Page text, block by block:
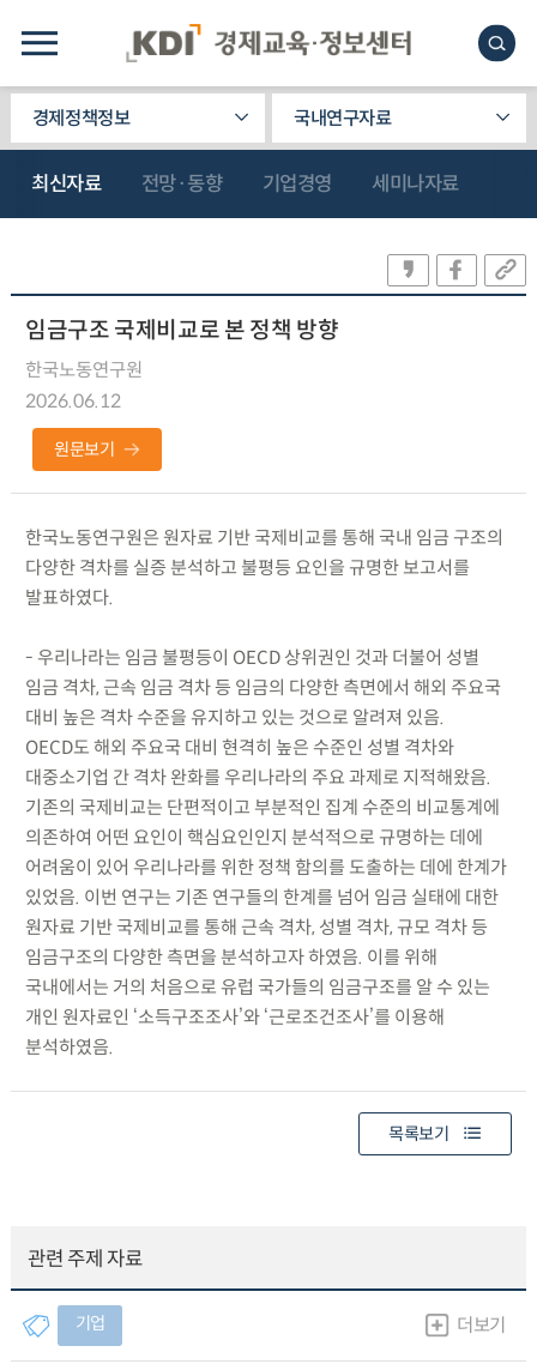
경제정책정보 국내연구자료
최신자료 전망·동향 기업경영 세미나자료
임금구조 국제비교로 본 정책 방향
한국노동연구원
2026.06.12
원문보기
한국노동연구원은 원자료 기반 국제비교를 통해 국내 임금 구조의
다양한 격차를 실증 분석하고 불평등 요인을 규명한 보고서를
발표하였다.
- 우리나라는 임금 불평등이 OECD 상위권인 것과 더불어 성별
임금 격차, 근속 임금 격차 등 임금의 다양한 측면에서 해외 주요국
대비 높은 격차 수준을 유지하고 있는 것으로 알려져 있음.
OECD도 해외 주요국 대비 현격히 높은 수준인 성별 격차와
대중소기업 간 격차 완화를 우리나라의 주요 과제로 지적해왔음.
기존의 국제비교는 단편적이고 부분적인 집계 수준의 비교통계에
의존하여 어떤 요인이 핵심요인인지 분석적으로 규명하는 데에
어려움이 있어 우리나라를 위한 정책 함의를 도출하는 데에 한계가
있었음. 이번 연구는 기존 연구들의 한계를 넘어 임금 실태에 대한
원자료 기반 국제비교를 통해 근속 격차, 성별 격차, 규모 격차 등
임금구조의 다양한 측면을 분석하고자 하였음. 이를 위해
국내에서는 거의 처음으로 유럽 국가들의 임금구조를 알 수 있는
개인 원자료인 ‘소득구조조사’와 ‘근로조건조사’를 이용해
분석하였음.
목록보기
관련 주제 자료
기업 더보기